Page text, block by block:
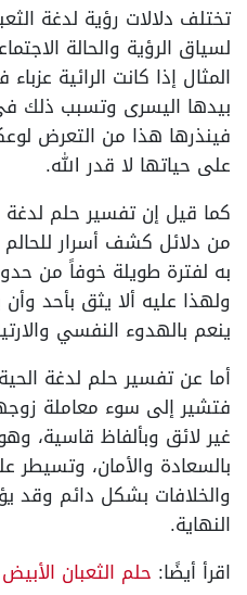
تختلف دلالات رؤية لدغة
لسياق الرؤية والحالة
المثال إذا كانت الرائية
بيدها اليسرى وتسبب ذلك
فينذرها هذا من التعرض
على حياتها لا قدر الله.
كما قيل إن تفسير حلم لدغة
من دلائل كشف أسرار
به لفترة طويلة خوفاً من
ولهذا عليه ألا يثق بأحد
ينعم بالهدوء النفسي
أما عن تفسير حلم لدغة
فتشير إلى سوء معاملة
غير لائق وبألفاظ قاسية،
بالسعادة والأمان، وتسيطر
والخلافات بشكل دائم وقد
النهاية.
اقرأ أيضًا: حلم الثعبان الأبيض